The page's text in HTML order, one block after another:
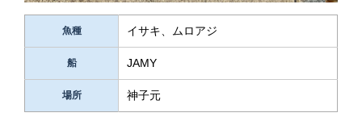
魚種 イサキ、ムロアジ
船 JAMY
場所 神子元